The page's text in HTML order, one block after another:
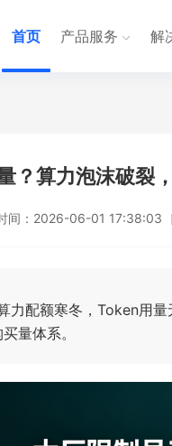
首页 产品服务 解
？算力泡沫破裂
间： 2026-06-01 17:38:03
力配额寒冬，Token用
量体系。